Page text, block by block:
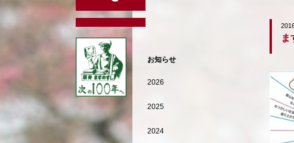
ま
お知らせ
2026
2025
2024